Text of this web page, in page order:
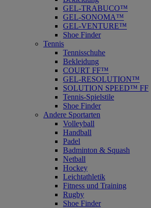
GEL-TRABUCO™
GEL-SONOMA™
GEL-VENTURE™
Shoe Finder
Tennis
Tennisschuhe
Bekleidung
COURT FF™
GEL-RESOLUTION™
SOLUTION SPEED™ FF
Tennis-Spielstile
Shoe Finder
Andere Sportarten
Volleyball
Handball
Padel
Badminton & Squash
Netball
Hockey
Leichtathletik
Fitness und Training
Rugby
Shoe Finder